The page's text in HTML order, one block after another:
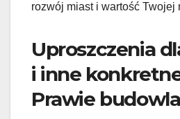
rozwój miast i wartość Twojej
Uproszczenia
i inne
Prawie